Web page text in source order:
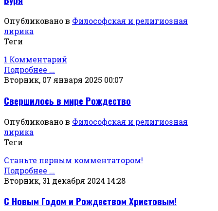
Опубликовано в Философская и религиозная
лирика
Теги
1 Комментарий
Подробнее ...
Вторник, 07 января 2025 00:07
Свершилось в мире Рождество
Опубликовано в Философская и религиозная
лирика
Теги
Станьте первым комментатором!
Подробнее ...
Вторник, 31 декабря 2024 14:28
С Новым Годом и Рождеством Христовым!